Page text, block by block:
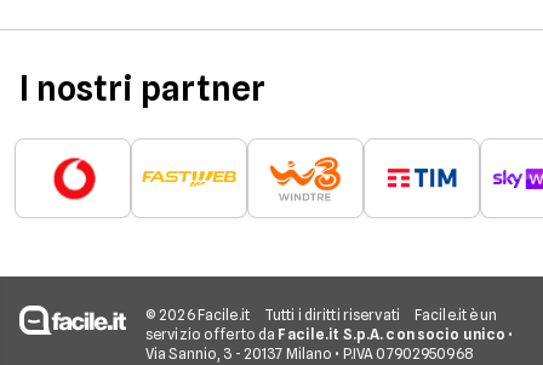
I nostri partner
© 2026 Facile.it Tutti i diritti riservati
Facile.it è un
servizio offerto da Facile.it S.p.A. con socio unico •
Via Sannio, 3 - 20137 Milano • P.IVA 07902950968